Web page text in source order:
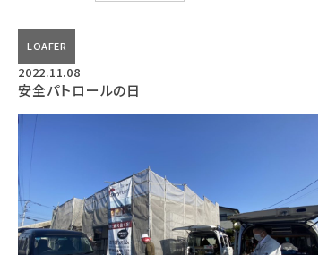
LOAFER
2022.11.08
安全パトロールの日